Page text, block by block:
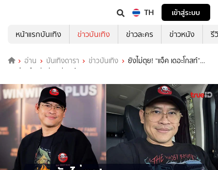
TH
เข้าสู่ระบบ
หน้าแรกบันเทิง
ข่าวบันเทิง ข่าวละคร ข่าวหนัง รี
อ่าน บันเทิงดารา ข่าวบันเทิง
ยังไม่ตุย! “แจ็ค เดอะโกสท์”
เจอข่าวลือเสียชีวิตเรียกผู้ติดตาม